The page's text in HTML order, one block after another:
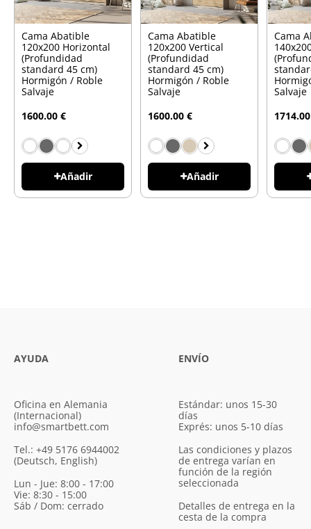
Cama Abatible
120x200 Horizontal
(Profundidad
standard 45 cm)
Hormigón / Roble
Salvaje
1600.00 €
Añadir
Cama Abatible
120x200 Vertical
(Profundidad
standard 45 cm)
Hormigón / Roble
Salvaje
1600.00 €
Añadir
Cama
Salvaje
AYUDA
Oficina en Alemania
(Internacional)
info@smartbett.com
Tel.: +49 5176 6944002
(Deutsch, English)
Lun - Jue: 8:00 - 17:00
Vie: 8:30 - 15:00
Sáb / Dom: cerrado
ENVÍO
Estándar: unos 15-30
días
Exprés: unos 5-10 días
Las condiciones y plazos
de entrega varían en
función de la región
seleccionada
Detalles de entrega en la
cesta de la compra